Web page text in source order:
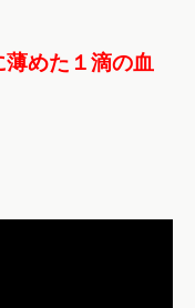
薄めた１滴の血